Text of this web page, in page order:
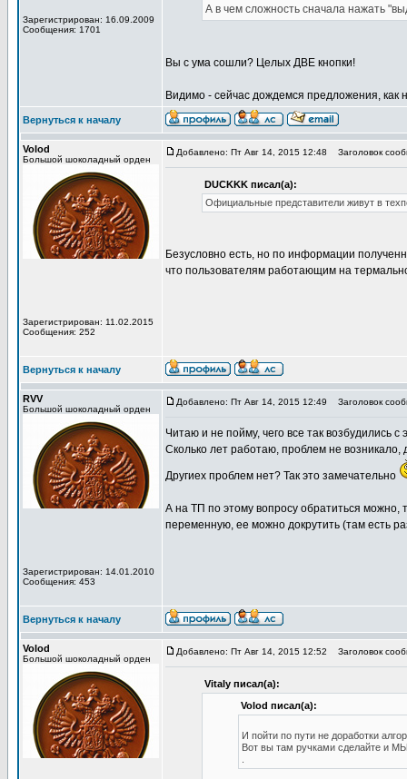
Зарегистрирован: 16.09.2009
Сообщения: 1701
А в чем сложность сначала нажать
Вы с ума сошли? Целых ДВЕ кнопки!
Видимо - сейчас дождемся предложения, как
Вернуться к началу
Volod
Большой шоколадный орден
Зарегистрирован: 11.02.2015
Сообщения: 252
Добавлено: Пт Авг 14, 2015 12:48 Заголовок
DUCKKK писал(а):
Официальные представители живут в
Безусловно есть, но по информации
что пользователям работающим на
Вернуться к началу
RVV
Большой шоколадный орден
Зарегистрирован: 14.01.2010
Сообщения: 453
Добавлено: Пт Авг 14, 2015 12:49 Заголовок
Читаю и не пойму, чего все так возбудились с
Сколько лет работаю, проблем не
Другиех проблем нет? Так это замечательно
А на ТП по этому вопросу обратиться можно,
переменную, ее можно докрутить (там есть
Вернуться к началу
Volod
Большой шоколадный орден
Добавлено: Пт Авг 14, 2015 12:52 Заголовок
Vitaly писал(а):
Volod писал(а):
И пойти по пути не доработки
Вот вы там ручками сделайте и МЫ